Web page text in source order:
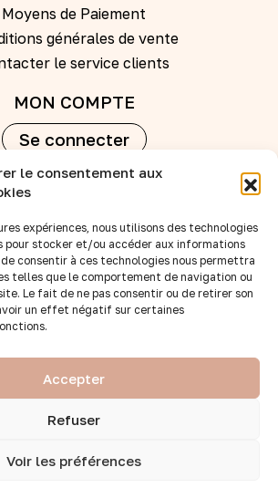
le consentement aux
expériences, nous utilisons des technologies
pour stocker et/ou accéder aux informations
consentir à ces technologies nous permettra
telles que le comportement de navigation ou
Le fait de ne pas consentir ou de retirer son
un effet négatif sur certaines
Accepter
Refuser
Voir les préférences
Moyens de Paiement
générales de vente
le service clients
MON COMPTE
Se connecter
Créer un compte
REVENDEURS
Nos points de vente
Devenir revendeur
Accès B to B
SUIVEZ-NOUS :